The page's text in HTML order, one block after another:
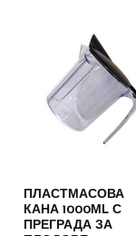
ПЛАСТМАСОВА
КАНА 1000МL С
ПРЕГРАДА ЗА